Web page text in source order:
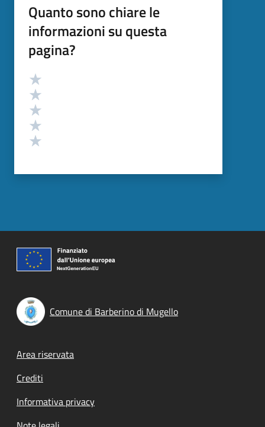
Quanto sono chiare le
informazioni su questa
pagina?
Valutazione
Comune di Barberino di Mugello
Footer menu
Area riservata
Crediti
Informativa privacy